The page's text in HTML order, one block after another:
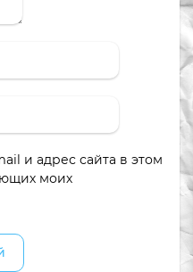
и адрес сайта в этом
моих